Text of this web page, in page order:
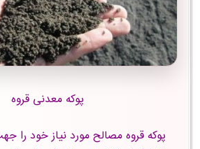
پوکه معدنی قروه
پوکه قروه مصالح مورد نیاز خود را